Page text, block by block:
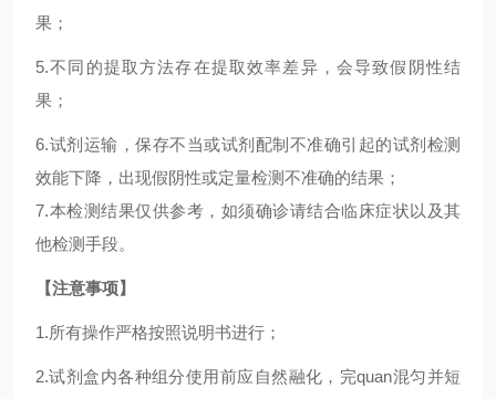
果；
5.不同的提取方法存在提取效率差异，会导致假阴性结
果；
6.试剂运输，保存不当或试剂配制不准确引起的试剂检测
效能下降，出现假阴性或定量检测不准确的结果；
7.本检测结果仅供参考，如须确诊请结合临床症状以及其
他检测手段。
【注意事项】
1.所有操作严格按照说明书进行；
2.试剂盒内各种组分使用前应自然融化，完quan混匀并短